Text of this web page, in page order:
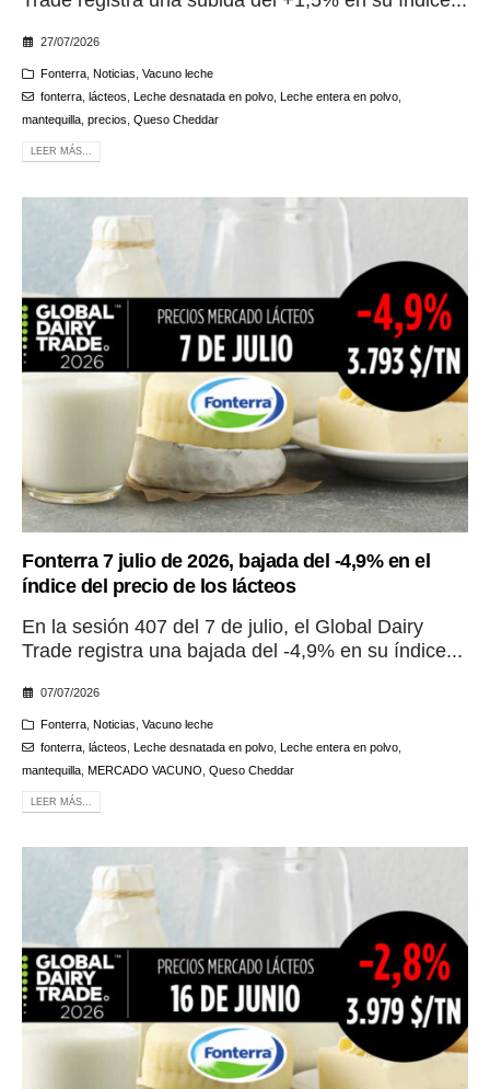
27/07/2026
Fonterra, Noticias Vacuno leche
fonterra, lácteos Leche desnatada en polvo, Leche entera en polvo,
mantequilla precios Queso Cheddar
LEER MÁS...
Fonterra 7 julio de 2026, bajada del -4,9% en el
índice del precio de los lácteos
En la sesión 407 del 7 de julio, el Global Dairy
Trade registra una bajada del -4,9% en su índice...
07/07/2026
Fonterra, Noticias Vacuno leche
fonterra, lácteos Leche desnatada en polvo, Leche entera en polvo,
mantequilla MERCADO VACUNO Queso Cheddar
LEER MÁS...